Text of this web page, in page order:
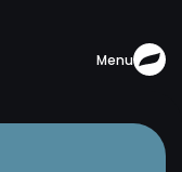
Menu